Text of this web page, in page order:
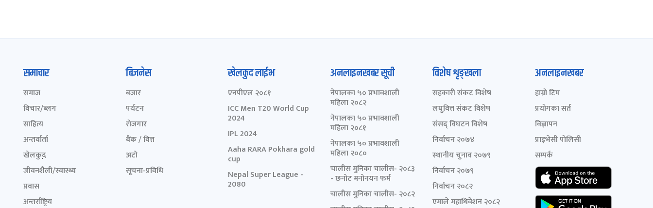
समाचार
समाज
विचार/ब्लग
साहित्य
अन्तर्वार्ता
खेलकुद़़
जीवनशैली/स्वास्थ्य
प्रवास
अन्तर्राष्ट्रिय
बिजनेस
बजार
पर्यटन
रोजगार
बैंक / वित्त
अटो
सूचना-प्रविधि
खेलकुद लाईभ
एनपीएल २०८१
ICC Men T20 World Cup
2024
IPL 2024
Aaha RARA Pokhara gold
cup
Nepal Super League -
2080
अनलाइनखबर सूची
नेपालका ५० प्रभावशाली
महिला २०८२
नेपालका ५० प्रभावशाली
महिला २०८१
नेपालका ५० प्रभावशाली
महिला २०८०
चालीस मुनिका चालीस- २०८३
- छनोट मनोनयन फर्म
चालीस मुनिका चालीस- २०८२
विशेष शृङ्खला
सहकारी संकट विशेष
लघुवित्त संकट विशेष
संसद् विघटन विशेष
निर्वाचन २०७४
स्थानीय चुनाव २०७९
निर्वाचन २०७९
निर्वाचन २०८२
एमाले महाधिवेशन २०८२
अनलाइनखबर
हाम्रो टिम
प्रयोगका सर्त
विज्ञापन
प्राइभेसी पोलिसी
सम्पर्क